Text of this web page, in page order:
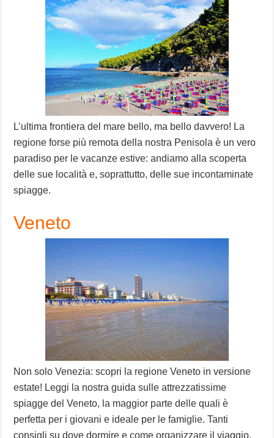
L’ultima frontiera del mare bello, ma bello davvero! La
regione forse più remota della nostra Penisola è un vero
paradiso per le vacanze estive: andiamo alla scoperta
delle sue località e, soprattutto, delle sue incontaminate
spiagge.
Veneto
Non solo Venezia: scopri la regione Veneto in versione
estate! Leggi la nostra guida sulle attrezzatissime
spiagge del Veneto, la maggior parte delle quali è
perfetta per i giovani e ideale per le famiglie. Tanti
consigli su dove dormire e come organizzare il viaggio.